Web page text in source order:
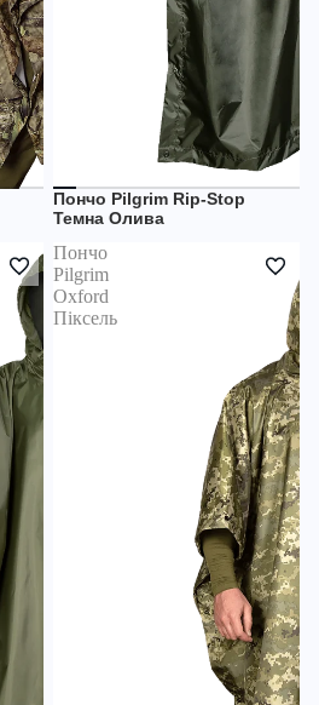
НЕМАЄ В НАЯВНОСТІ
Пончо Pilgrim Rip-Stop
Темна Олива
Пончо
Pilgrim
Oxford
Піксель